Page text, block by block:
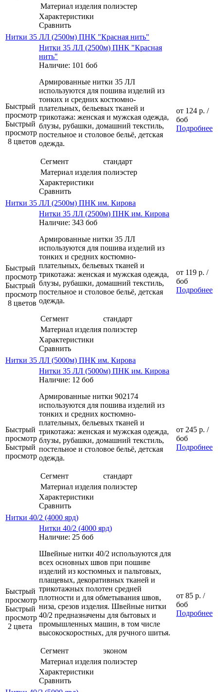
Материал изделия полиэстер
Характеристики
Сравнить
Нитки 35 ЛЛ (2500м) ПНК "Красная нить"
Быстрый
просмотр
Быстрый
просмотр
8 цветов
Нитки 35 ЛЛ (2500м) ПНК "Красная
нить"
Наличие: 101 боб
Армированные нитки 35 ЛЛ
используются для пошива изделий из
тонких и средних костюмно-
плательных, бельевых тканей и
трикотажа: женская и мужская одежда,
блузы, рубашки, домашний текстиль,
постельное и столовое бельё, детская
одежда.
Сегмент
стандарт
Материал изделия полиэстер
Характеристики
Сравнить
от 124 р. /
боб
Подробнее
Нитки 35 ЛЛ (2500м) ПНК им. Кирова
Быстрый
просмотр
Быстрый
просмотр
8 цветов
Нитки 35 ЛЛ (2500м) ПНК им. Кирова
Наличие: 343 боб
Армированные нитки 35 ЛЛ
используются для пошива изделий из
тонких и средних костюмно-
плательных, бельевых тканей и
трикотажа: женская и мужская одежда,
блузы, рубашки, домашний текстиль,
постельное и столовое бельё, детская
одежда.
Сегмент
стандарт
Материал изделия полиэстер
Характеристики
Сравнить
от 119 р. /
боб
Подробнее
Нитки 35 ЛЛ (5000м) ПНК им. Кирова
Быстрый
просмотр
Быстрый
просмотр
Нитки 35 ЛЛ (5000м) ПНК им. Кирова
Наличие: 12 боб
Армированные нитки 902174
используются для пошива изделий из
тонких и средних костюмно-
плательных, бельевых тканей и
трикотажа: женская и мужская одежда,
блузы, рубашки, домашний текстиль,
постельное и столовое бельё, детская
одежда.
Сегмент
стандарт
Материал изделия полиэстер
Характеристики
Сравнить
от 245 р. /
боб
Подробнее
Нитки 40/2 (4000 ярд)
Быстрый
просмотр
Быстрый
просмотр
2 цвета
Нитки 40/2 (4000 ярд)
Наличие: 25 боб
Швейные нитки 40/2 используются для
всех основных швов при пошиве
изделий из костюмных и пальтовых,
плащевых, декоративных тканей и
трикотажных полотен средней
плотности и для обметывания швов,
низа, срезов изделия. Швейные нитки
40/2 предназначены для бытовых и
промышленных машин, в том числе
высокоскоростных, для ручного шитья.
Сегмент
эконом
Материал изделия полиэстер
Характеристики
Сравнить
от 85 р. /
боб
Подробнее